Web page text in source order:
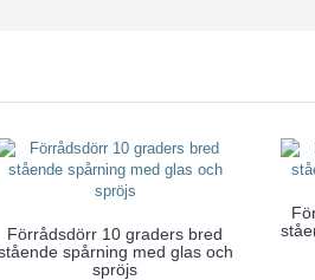
Förrådsdörr 10 graders bred
spårning med glas och
spröjs